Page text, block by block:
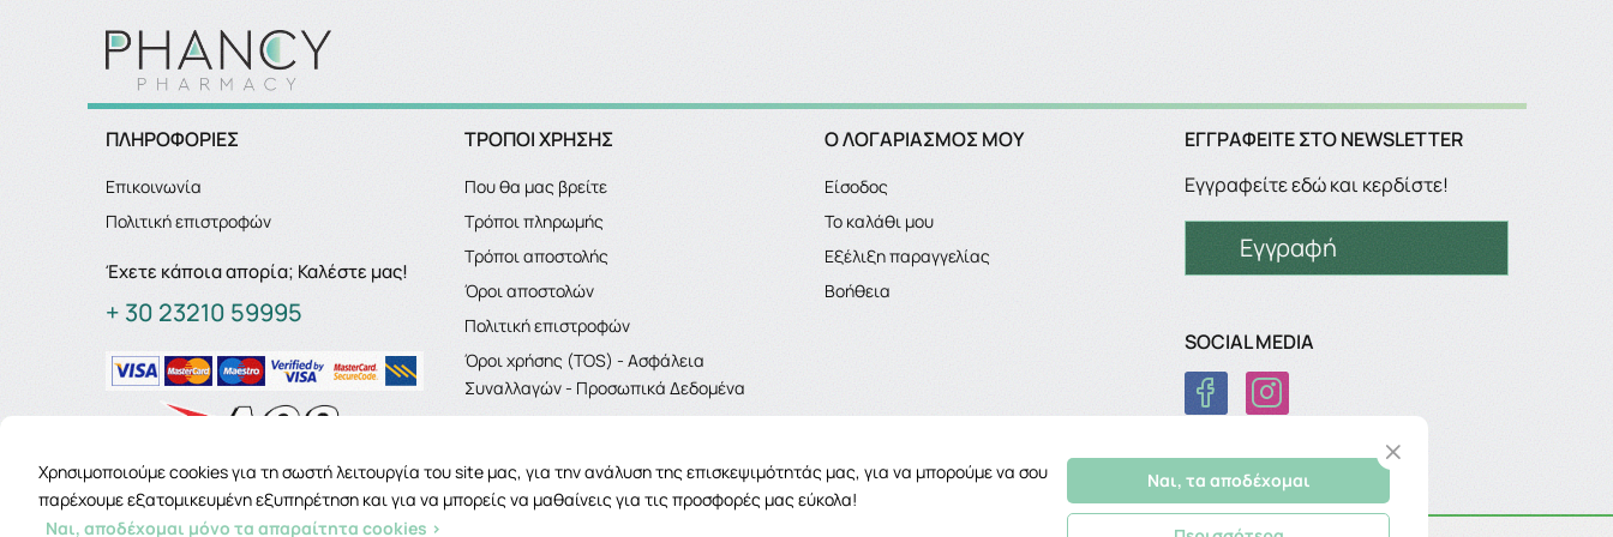
ΠΛΗΡΟΦΟΡΙΕΣ
Επικοινωνία
Πολιτική επιστροφών
Έχετε κάποια απορία; Καλέστε μας!
+ 30 23210 59995
ΤΡΟΠΟΙ ΧΡΗΣΗΣ
Που θα μας βρείτε
Τρόποι πληρωμής
Τρόποι αποστολής
Όροι αποστολών
Πολιτική επιστροφών
Όροι χρήσης (TOS) - Ασφάλεια
Συναλλαγών - Προσωπικά Δεδομένα
Ο ΛΟΓΑΡΙΑΣΜΌΣ ΜΟΥ
Είσοδος
Το καλάθι μου
Εξέλιξη παραγγελίας
Βοήθεια
ΕΓΓΡΑΦΕΊΤΕ ΣΤΟ NEWSLETTER
Εγγραφείτε εδώ και κερδίστε!
Εγγραφή
SOCIAL MEDIA
Χρησιμοποιούμε cookies για τη σωστή λειτουργία του site μας, για την ανάλυση της επισκεψιμότητάς μας, για να μπορούμε να σου
παρέχουμε εξατομικευμένη εξυπηρέτηση και για να μπορείς να μαθαίνεις για τις προσφορές μας εύκολα!
Ναι, αποδέχομαι μόνο τα απαραίτητα cookies >
Ναι, τα αποδέχομαι